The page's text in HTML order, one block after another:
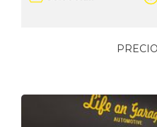
PRECIO